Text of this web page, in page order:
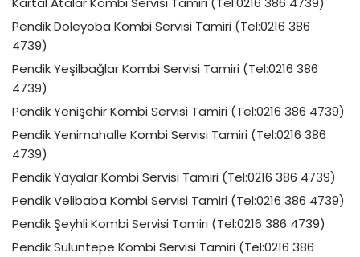
Pendik Doleyoba Kombi Servisi Tamiri (Tel:0216 386
4739)
Pendik Yeşilbağlar Kombi Servisi Tamiri (Tel:0216 386
4739)
Pendik Yenişehir Kombi Servisi Tamiri (Tel:0216 386 4739)
Pendik Yenimahalle Kombi Servisi Tamiri (Tel:0216 386
4739)
Pendik Yayalar Kombi Servisi Tamiri (Tel:0216 386 4739)
Pendik Velibaba Kombi Servisi Tamiri (Tel:0216 386 4739)
Pendik Şeyhli Kombi Servisi Tamiri (Tel:0216 386 4739)
Pendik Sülüntepe Kombi Servisi Tamiri (Tel:0216 386